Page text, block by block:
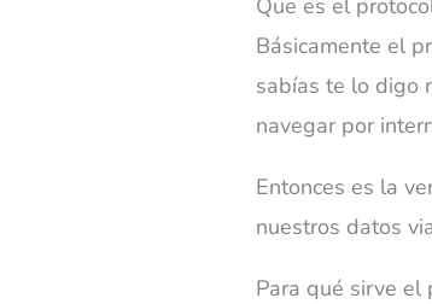
Que es el
Básicamente el
sabías te lo digo
navegar por
Entonces es la
nuestros datos
Para qué sirve el